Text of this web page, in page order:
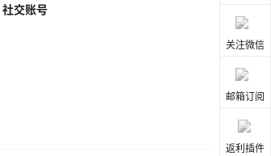
关注微信
邮箱订阅
返利插件
社交账号